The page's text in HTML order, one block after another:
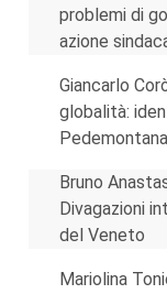
problemi di
azione
Giancarlo
globalità:
Pedemontana
Bruno
Divagazioni
del Veneto
Mariolina